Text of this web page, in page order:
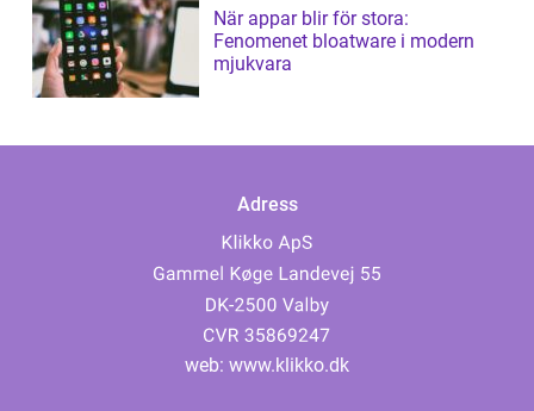
När appar blir för stora:
Fenomenet bloatware i modern
mjukvara
Adress
web: www.klikko.dk